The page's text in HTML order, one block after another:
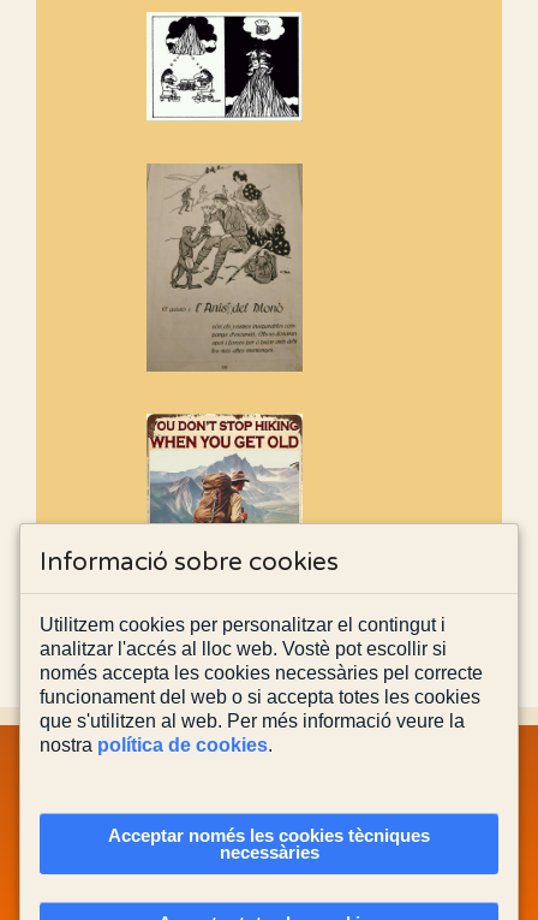
POLÍTICA DE COOKIES
CONTACTA'NS
Informació sobre cookies
Utilitzem cookies per personalitzar el contingut i
analitzar l'accés al lloc web. Vostè pot escollir si
només accepta les cookies necessàries pel correcte
funcionament del web o si accepta totes les cookies
que s'utilitzen al web. Per més informació veure la
nostra política de cookies.
Acceptar només les cookies tècniques
necessàries